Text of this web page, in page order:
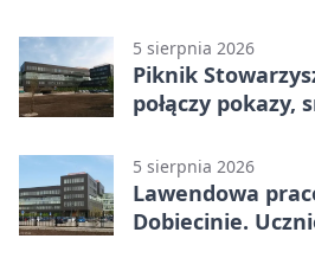
5 sierpnia 2026
Piknik
połączy pokazy,
5 sierpnia 2026
Lawendowa
Dobiecinie.